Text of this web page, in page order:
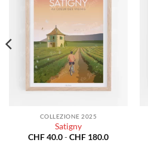
COLLEZIONE 2025
Satigny
CHF40.0-CHF 180.0Fascia